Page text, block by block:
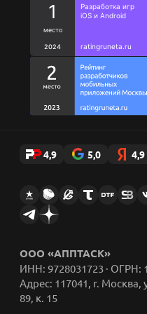
Благотворительность
Цитаты сотрудников
Исследования
Стикеры AppFox в
4,9 5,0 4,9
ООО «АППТАСК»
ИНН: 9728031723 · ОГРН:
Адрес: 117041, г.
89, к. 15